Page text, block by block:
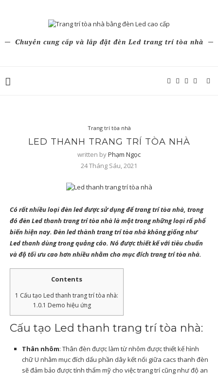
Chuyên cung cấp và lắp đặt đèn Led trang trí tòa nhà
Trang trí tòa nhà
LED THANH TRANG TRÍ TÒA NHÀ
written byPhạm Ngọc
24 Tháng Sáu, 2021
Có rất nhiều loại đèn led được sử dụng đểtrang trí tòa nhà, trong
đó đèn Led thanh trang trí tòa nhà là một trong những loại rẩ phổ
biến hiện nay. Đèn led thành trang trí tòa nhàkhông giống như
Led thanh dùng trong quảng cáo. Nó được thiết kế với tiêu chuẩn
và độ tối ưu cao hơn nhiều nhằm cho mục đích trang trí tòa nhà.
Contents
1 Cấu tạo Led thanh trang trí tòa nhà:
1.0.1 Demo hiệu ứng
Cấu tạo Led thanh trang trí tòa nhà:
Thân nhôm: Thân đèn được làm từ nhôm được thiết kế hình
chữ U nhằm mục đích dấu phần dây kết nối giữa cacs thanh đèn
sẽ đảm bảo được tính thẩm mỹ cho việc trang trí cũng như độ an